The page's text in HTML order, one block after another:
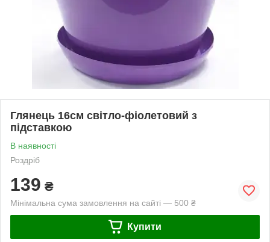
Глянець 16см світло-фіолетовий з
підставкою
В наявності
Роздріб
139 ₴
Мінімальна сума замовлення на сайті — 500 ₴
Купити